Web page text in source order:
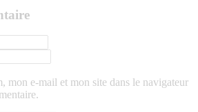
mon e-mail et mon site dans le navigateur